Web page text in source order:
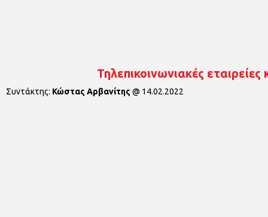
Τηλεπικοινωνιακές
Συντάκτης: Κώστας Αρβανίτης @ 14.02.2022